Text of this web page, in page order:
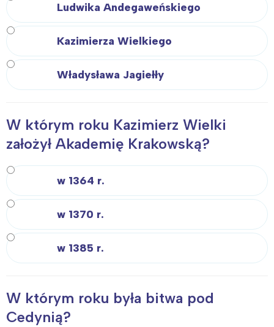
Ludwika Andegaweńskiego
Kazimierza Wielkiego
Władysława Jagiełły
W którym roku Kazimierz Wielki
założył Akademię Krakowską?
w 1364 r.
w 1370 r.
w 1385 r.
W którym roku była bitwa pod
Cedynią?
Interesują mnie wydarzenia z
tego regionu:
Łódź
Trójmiasto
Wrocław
Kraków
Południe